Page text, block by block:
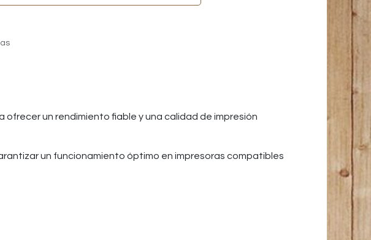
un rendimiento fiable y una calidad de impresión
un funcionamiento óptimo en impresoras compatibles